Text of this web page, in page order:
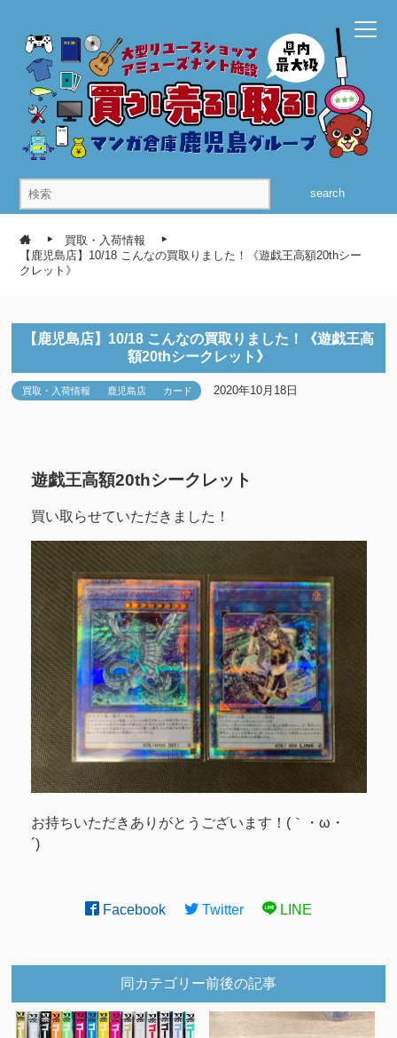
search
買取・入荷情報
【鹿児島店】10/18 こんなの買取りました！《遊戯王高額20thシー
クレット》
【鹿児島店】10/18 こんなの買取りました！《遊戯王高
額20thシークレット》
買取・入荷情報 鹿児島店 カード 2020年10月18日
遊戯王高額20thシークレット
買い取らせていただきました！
お持ちいただきありがとうございます！(｀・ω・
´)ゞ
Facebook Twitter LINE
同カテゴリー前後の記事